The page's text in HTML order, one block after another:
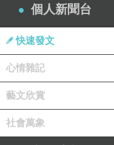
鹹皮雞蛋三位一體
個人新聞台
快速發文
心情雜記
藝文欣賞
社會萬象